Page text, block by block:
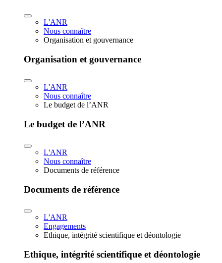
L'ANR
Nous connaître
Organisation et gouvernance
Organisation et gouvernance
L'ANR
Nous connaître
Le budget de l’ANR
Le budget de l’ANR
L'ANR
Nous connaître
Documents de référence
Documents de référence
L'ANR
Engagements
Ethique, intégrité scientifique et déontologie
Ethique, intégrité scientifique et déontologie